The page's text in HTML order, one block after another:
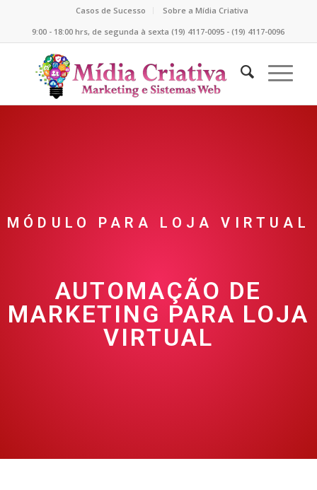
Casos de Sucesso
Sobre a Mídia Criativa
9:00 - 18:00 hrs, de segunda à sexta (19) 4117-0095 - (19) 4117-0096
MÓDULO PARA LOJA VIRTUAL
AUTOMAÇÃO DE
MARKETING PARA LOJA
VIRTUAL